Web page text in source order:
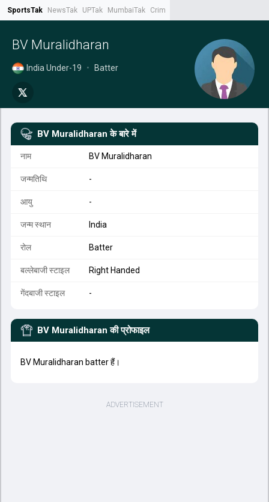
SportsTak NewsTak UPTak MumbaiTak CrimeTak
BV Muralidharan
India Under-19 • Batter
BV Muralidharan के बारे में
नाम BV Muralidharan
जन्मतिथि -
आयु -
जन्म स्थान India
रोल Batter
बल्लेबाजी स्टाइल Right Handed
गेंदबाजी स्टाइल -
BV Muralidharan की प्रोफाइल
BV Muralidharan batter हैं।